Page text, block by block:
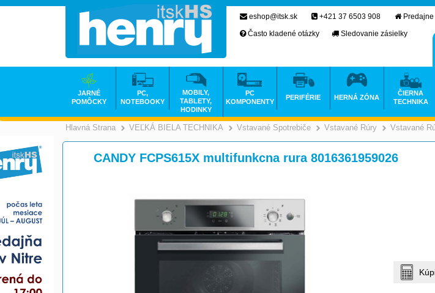
Hlavná Strana >
VEĽKÁ BIELA TECHNIKA >
Vstavané Spotrebiče >
Vstavané Rúry >Vstavané
CANDY FCPS615X multifunkcna rura 8016361959026
eshop@itsk.sk +421 37 6503 908
Často kladené otázky
Sledovanie zásielky
JARNÉ
POMÔCKY
PC,
NOTEBOOKY
MOBILY,
TABLETY,
HODINKY
PC
KOMPONENTY
PERIFÉRIE HERNÁ ZÓNA
ČIERNA
TECHNIKA